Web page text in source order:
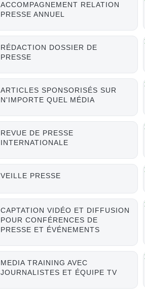
ACCOMPAGNEMENT RELATION
PRESSE ANNUEL
RÉDACTION DOSSIER DE
PRESSE
ARTICLES SPONSORISÉS SUR
N'IMPORTE QUEL MÉDIA
REVUE DE PRESSE
INTERNATIONALE
VEILLE PRESSE
CAPTATION VIDÉO ET DIFFUSION
POUR CONFÉRENCES DE
PRESSE ET ÉVÉNEMENTS
MEDIA TRAINING AVEC
JOURNALISTES ET ÉQUIPE TV